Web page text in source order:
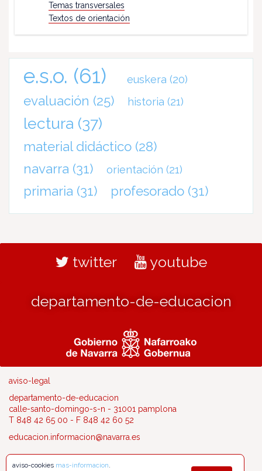
Temas transversales
Textos de orientación
e.s.o. (61) euskera (20)
evaluación (25) historia (21)
lectura (37)
material didáctico (28)
navarra (31) orientación (21)
primaria (31) profesorado (31)
twitter youtube
departamento-de-educacion
aviso-legal
departamento-de-educacion
calle-santo-domingo-s-n - 31001 pamplona
T 848 42 65 00 - F 848 42 60 52
educacion.informacion@navarra.es
aviso-cookies mas-informacion.